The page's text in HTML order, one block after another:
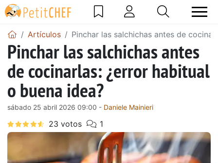
Artículos Pinchar las salchichas antes de
Pinchar las salchichas antes
de cocinarlas: ¿error habitual
o buena idea?
sábado 25 abril 2026 09:00 - Daniele Mainieri